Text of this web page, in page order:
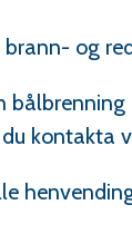
og
kontakta